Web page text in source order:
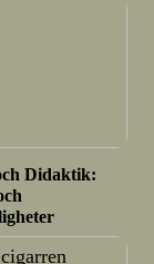
Didaktik: